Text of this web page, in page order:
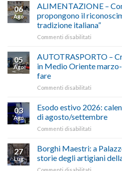
06
Ago
ALIMENTAZIONE –
propongono il
tradizione italiana”
Commenti disabilitati
–
Cna
il
del
tradizione
italiana”
05
Ago
AUTOTRASPORTO –
in Medio Oriente
fare
Commenti disabilitati
–
imposta
in
Medio
Oriente
03
Ago
Esodo estivo 2026:
di agosto/settembre
Commenti disabilitati
estivo
calendario
27
Lug
Borghi Maestri: a
storie degli artigiani